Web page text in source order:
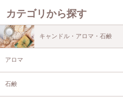
カテゴリから探す
キャンドル・アロマ・石鹸
アロマ
石鹸